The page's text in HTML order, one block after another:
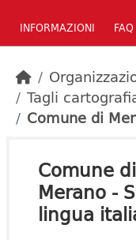
INFORMAZIONI FAQ
Tagli
Comune di
Comune di
Merano -
lingua